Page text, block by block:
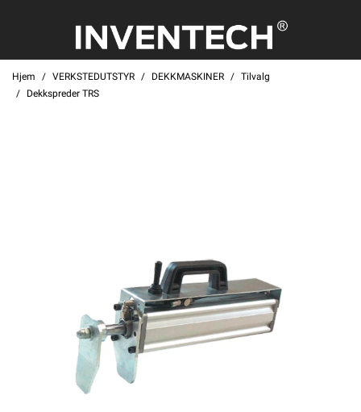
Hjem VERKSTEDUTSTYR DEKKMASKINER
Tilvalg
Dekkspreder TRS